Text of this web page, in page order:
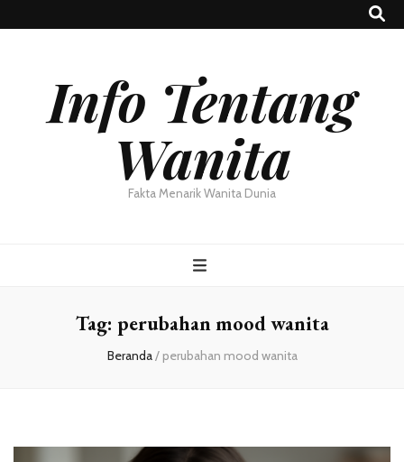
Info Tentang
Wanita
Fakta Menarik Wanita Dunia
Tag: perubahan mood wanita
Beranda/ perubahan mood wanita